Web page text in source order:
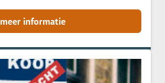
meer informatie